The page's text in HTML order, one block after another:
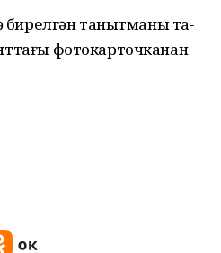
бирелгән танытманы та­
фотокарточканан